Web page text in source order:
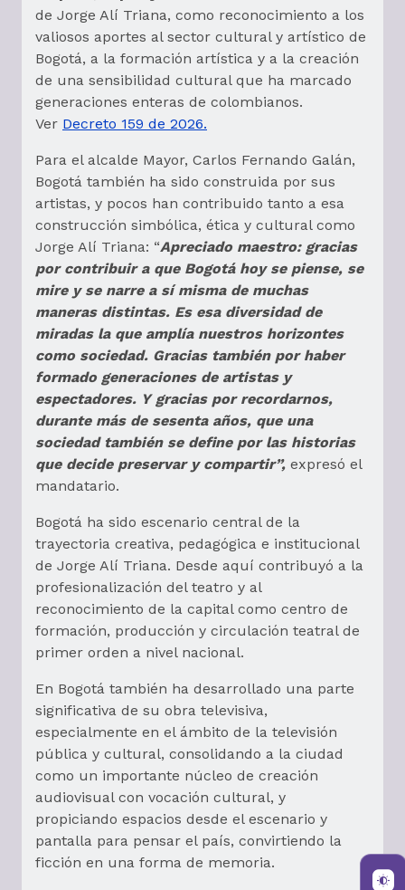
de Jorge Alí Triana, como reconocimiento a los
valiosos aportes al sector cultural y artístico de
Bogotá, a la formación artística y a la creación
de una sensibilidad cultural que ha marcado
generaciones enteras de colombianos.
Ver Decreto 159 de 2026.
Para el alcalde Mayor, Carlos Fernando Galán,
Bogotá también ha sido construida por sus
artistas, y pocos han contribuido tanto a esa
construcción simbólica, ética y cultural como
Jorge Alí Triana: “Apreciado maestro: gracias
por contribuir a que Bogotá hoy se piense, se
mire y se narre a sí misma de muchas
maneras distintas. Es esa diversidad de
miradas la que amplía nuestros horizontes
como sociedad. Gracias también por haber
formado generaciones de artistas y
espectadores. Y gracias por recordarnos,
durante más de sesenta años, que una
sociedad también se define por las historias
que decide preservar y compartir”, expresó el
mandatario.
Bogotá ha sido escenario central de la
trayectoria creativa, pedagógica e institucional
de Jorge Alí Triana. Desde aquí contribuyó a la
profesionalización del teatro y al
reconocimiento de la capital como centro de
formación, producción y circulación teatral de
primer orden a nivel nacional.
En Bogotá también ha desarrollado una parte
significativa de su obra televisiva,
especialmente en el ámbito de la televisión
pública y cultural, consolidando a la ciudad
como un importante núcleo de creación
audiovisual con vocación cultural, y
propiciando espacios desde el escenario y
pantalla para pensar el país, convirtiendo la
ficción en una forma de memoria.